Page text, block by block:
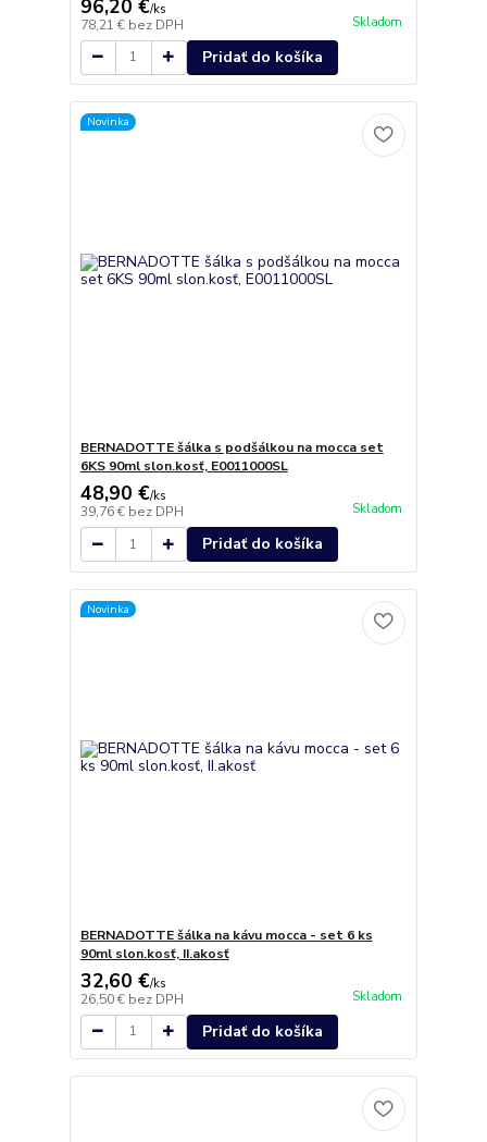
96,20 €/ks
78,21 € bez DPH Skladom
Pridať do košíka
Novinka
BERNADOTTE šálka s podšálkou na mocca set
6KS 90ml slon.kosť, E0011000SL
48,90 €/ks
39,76 € bez DPH Skladom
Pridať do košíka
Novinka
BERNADOTTE šálka na kávu mocca - set 6 ks
90ml slon.kosť, II.akosť
32,60 €/ks
26,50 € bez DPH Skladom
Pridať do košíka